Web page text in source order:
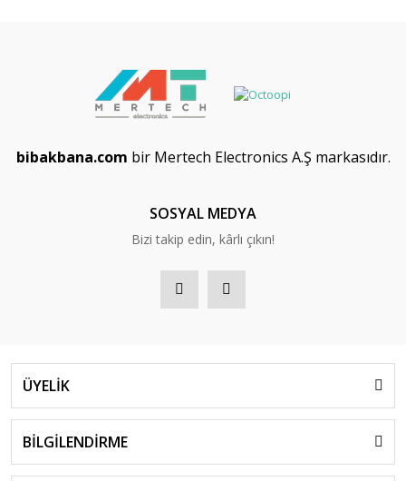
bibakbana.com bir Mertech Electronics A.Ş markasıdır.
SOSYAL MEDYA
Bizi takip edin, kârlı çıkın!
ÜYELİK
BİLGİLENDİRME